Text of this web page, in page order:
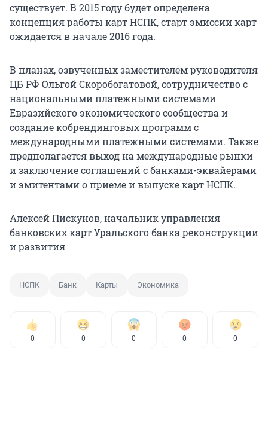
существует. В 2015 году будет определена
концепция работы карт НСПК, старт эмиссии карт
ожидается в начале 2016 года.
В планах, озвученных заместителем руководителя
ЦБ РФ Ольгой Скоробогатовой, сотрудничество с
национальными платежными системами
Евразийского экономического сообщества и
создание кобрендинговых программ с
международными платежными системами. Также
предполагается выход на международные рынки
и заключение соглашений с банками-эквайерами
и эмитентами о приеме и выпуске карт НСПК.
Алексей Пискунов, начальник управления
банковских карт Уральского банка реконструкции
и развития
НСПК Банк Карты Экономика
0 0 0 0 0